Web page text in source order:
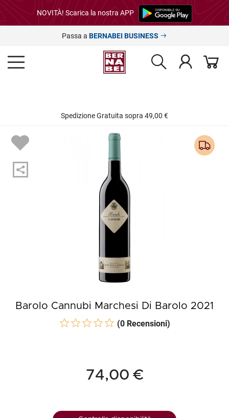
NOVITÀ! Scarica la nostra APP
Passa a BERNABEI BUSINESS
Spedizione Gratuita sopra 49,00 €
Barolo Cannubi Marchesi Di Barolo 2021
(0 Recensioni)
74,00 €